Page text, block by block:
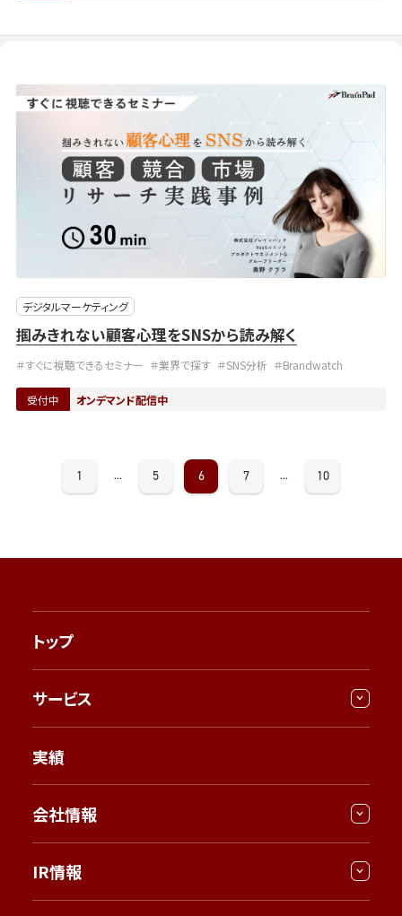
デジタルマーケティング
掴みきれない顧客心理をSNSから読み解く
＃すぐに視聴できるセミナー ＃業界で探す ＃SNS分析 ＃Brandwatch
受付中 オンデマンド配信中
1 ... 5 6 7 ... 10
トップ
サービス
実績
会社情報
IR情報